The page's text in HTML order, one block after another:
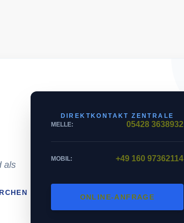
als
DIREKTKONTAKT ZENTRALE
MELLE:
05428 3638932
MOBIL: +49 160 97362114
ONLINE-ANFRAGE